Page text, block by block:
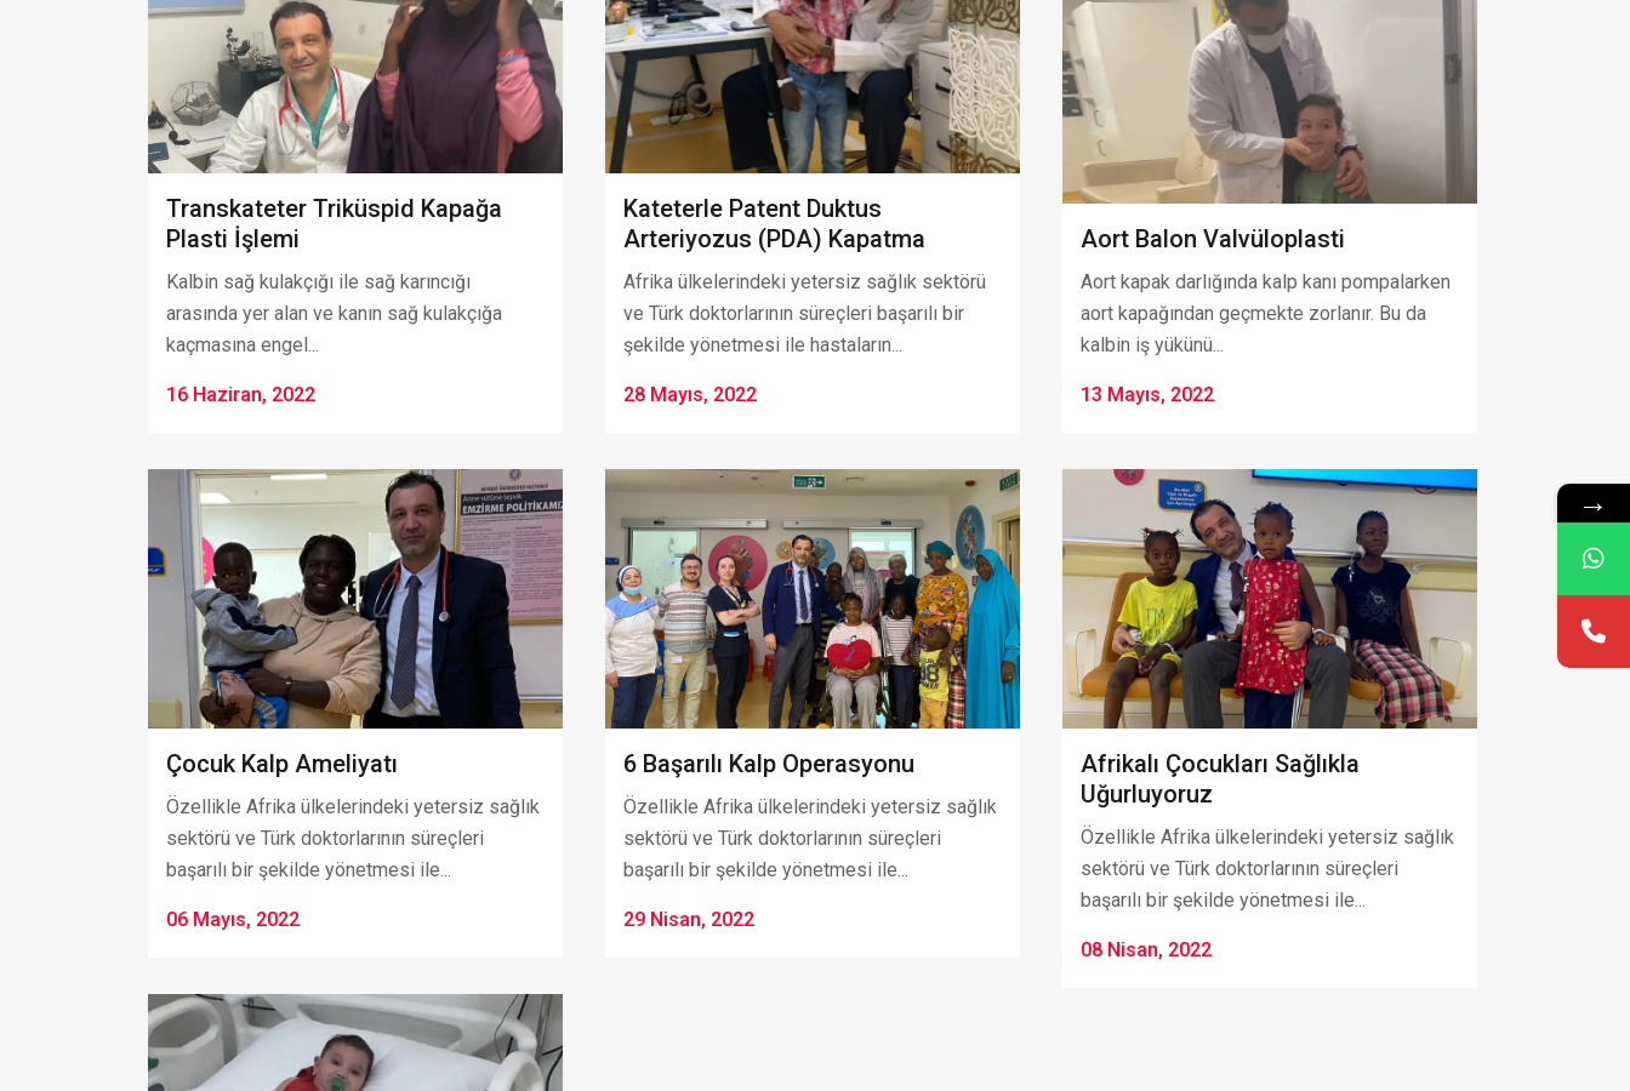
Transkateter Triküspid Kapağa
Plasti İşlemi
Kalbin sağ kulakçığı ile sağ karıncığı
arasında yer alan ve kanın sağ kulakçığa
kaçmasına engel...
16 Haziran, 2022
Kateterle Patent Duktus
Arteriyozus (PDA) Kapatma
Afrika ülkelerindeki yetersiz sağlık sektörü
ve Türk doktorlarının süreçleri başarılı bir
şekilde yönetmesi ile hastaların...
28 Mayıs, 2022
Aort Balon Valvüloplasti
Aort kapak darlığında kalp kanı pompalarken
aort kapağından geçmekte zorlanır. Bu da
kalbin iş yükünü...
13 Mayıs, 2022
Çocuk Kalp Ameliyatı
Özellikle Afrika ülkelerindeki yetersiz sağlık
sektörü ve Türk doktorlarının süreçleri
başarılı bir şekilde yönetmesi ile...
06 Mayıs, 2022
6 Başarılı Kalp Operasyonu
Özellikle Afrika ülkelerindeki yetersiz sağlık
sektörü ve Türk doktorlarının süreçleri
başarılı bir şekilde yönetmesi ile...
29 Nisan, 2022
Afrikalı Çocukları Sağlıkla
Uğurluyoruz
Özellikle Afrika ülkelerindeki yetersiz sağlık
sektörü ve Türk doktorlarının süreçleri
başarılı bir şekilde yönetmesi ile...
08 Nisan, 2022
→